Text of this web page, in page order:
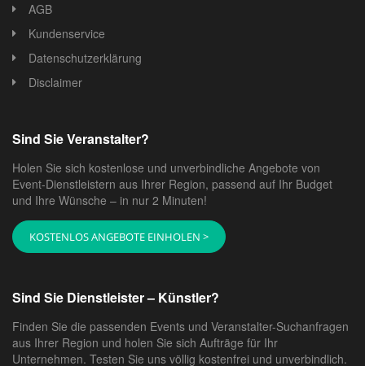
AGB
Kundenservice
Datenschutzerklärung
Disclaimer
Sind Sie Veranstalter?
Holen Sie sich kostenlose und unverbindliche Angebote von
Event-Dienstleistern aus Ihrer Region, passend auf Ihr Budget
und Ihre Wünsche – in nur 2 Minuten!
KOSTENLOS ANGEBOTE EINHOLEN >
Sind Sie Dienstleister – Künstler?
Finden Sie die passenden Events und Veranstalter-Suchanfragen
aus Ihrer Region und holen Sie sich Aufträge für Ihr
Unternehmen. Testen Sie uns völlig kostenfrei und unverbindlich.